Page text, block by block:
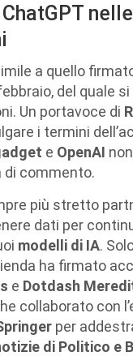
nelle
a quello
del quale
Un portavoce di
i termini
e OpenAI
di commento.
più stretto
dati per
modelli di IA.
ha firmato
e Dotdash
collaborato con
per
di Politico e